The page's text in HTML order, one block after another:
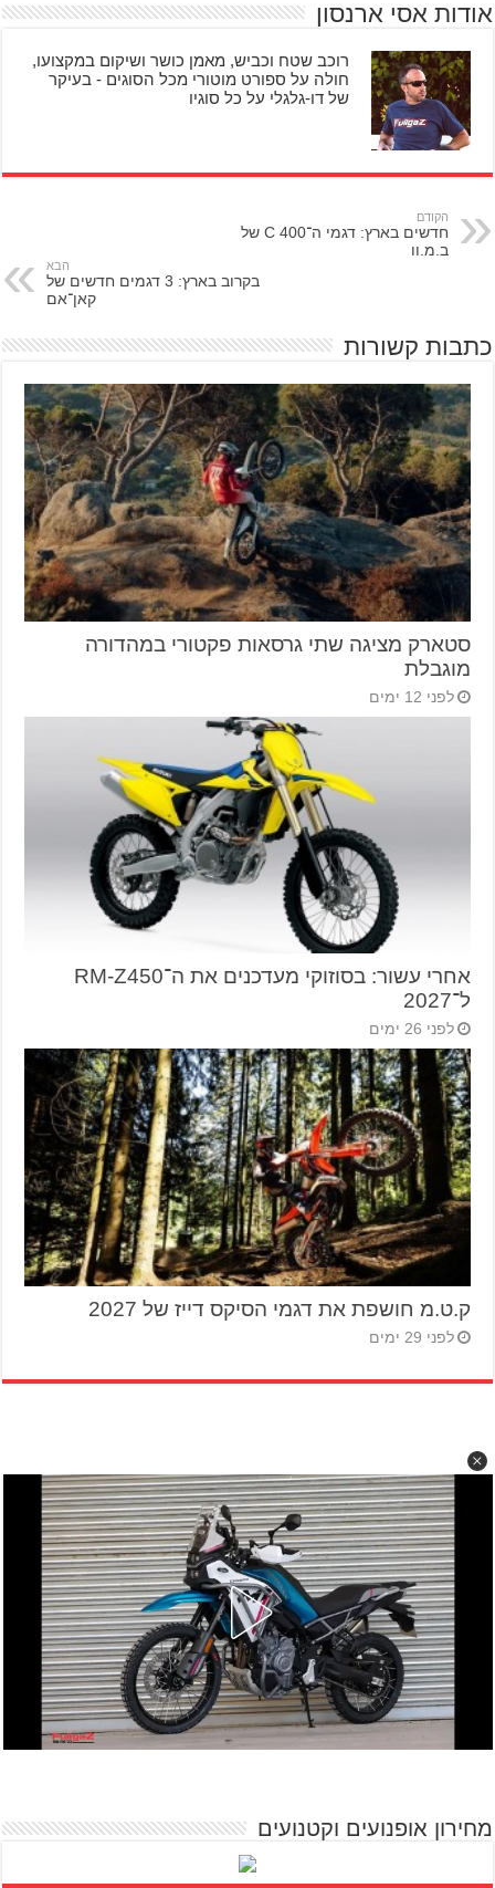
אודות אסי ארנסון
רוכב שטח וכביש, מאמן כושר ושיקום במקצועו,
חולה על ספורט מוטורי מכל הסוגים - בעיקר
של דו-גלגלי על כל סוגיו
הקודם
חדשים בארץ: דגמי ה־C 400 של
ב.מ.וו
הבא
בקרוב בארץ: 3 דגמים חדשים של
קאן־אם
כתבות קשורות
סטארק מציגה שתי גרסאות פקטורי במהדורה
מוגבלת
לפני 12 ימים
אחרי עשור: בסוזוקי מעדכנים את ה־RM-Z450
ל־2027
לפני 26 ימים
ק.ט.מ חושפת את דגמי הסיקס דייז של 2027
לפני 29 ימים
מחירון אופנועים וקטנועים